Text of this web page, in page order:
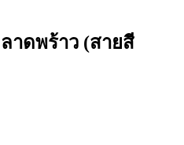
ลาดพร้าว (สายสี